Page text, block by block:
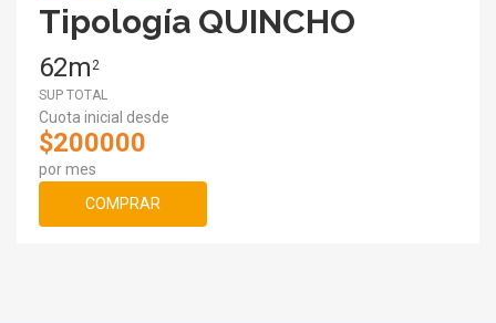
Tipología QUINCHO
62m 2
SUP TOTAL
Cuota inicial desde
$200000
por mes
COMPRAR